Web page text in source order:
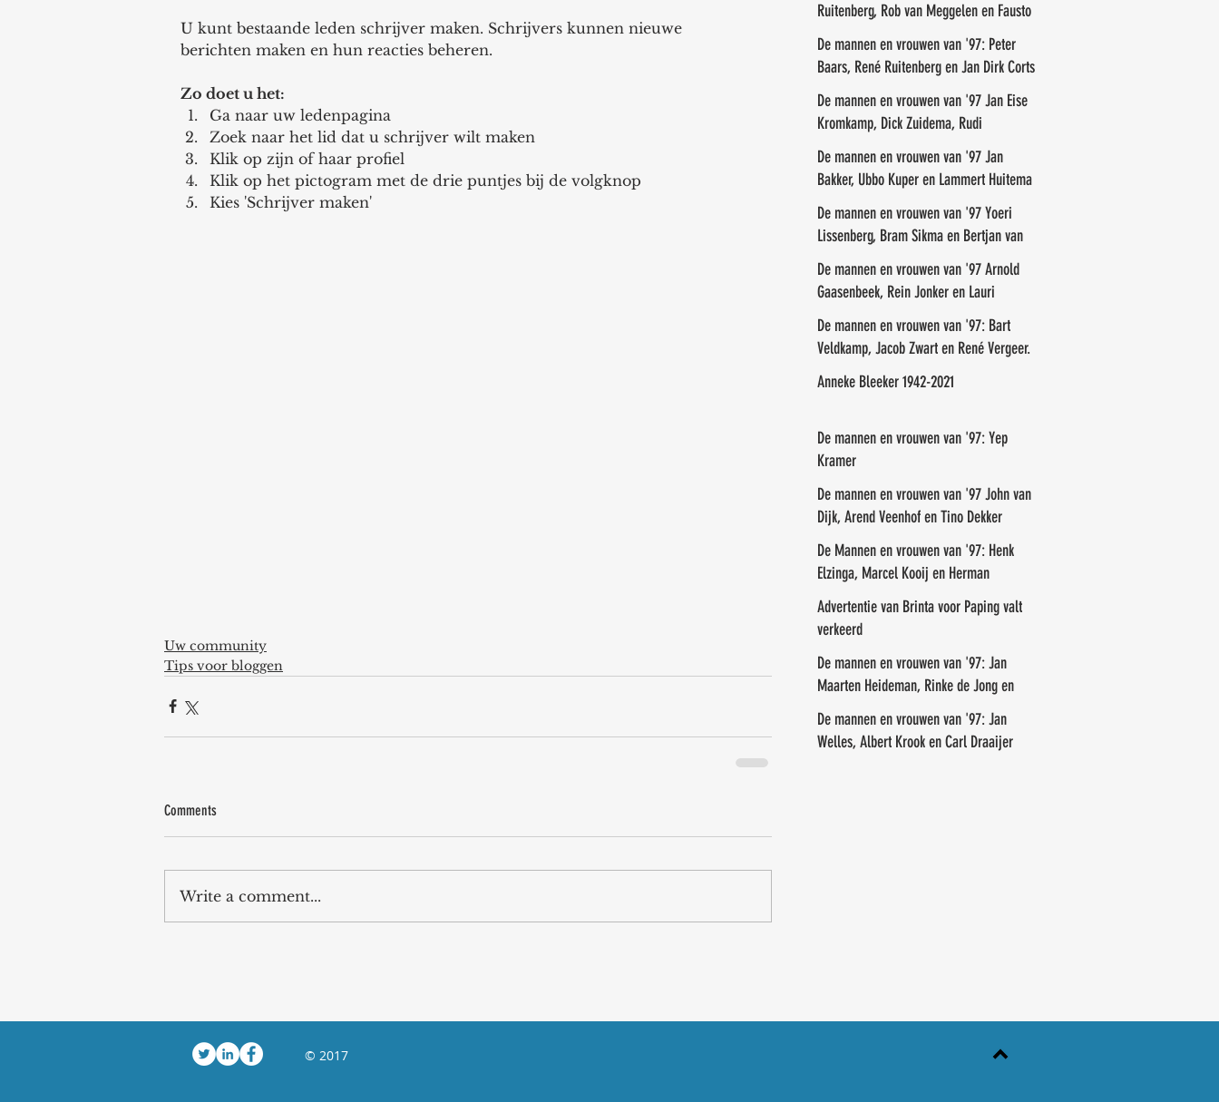
U kunt bestaande leden schrijver maken. Schrijvers kunnen nieuwe
berichten maken en hun reacties beheren.
Zo doet u het:
Ga naar uw ledenpagina
Zoek naar het lid dat u schrijver wilt maken
Klik op zijn of haar profiel
Klik op het pictogram met de drie puntjes bij de volgknop
Kies 'Schrijver maken'
Uw community
Tips voor bloggen
Comments
Write a comment...
Ruitenberg, Rob van Meggelen en Fausto
de Marreiros
De mannen en vrouwen van '97: Peter
Baars, René Ruitenberg en Jan Dirk Corts
De mannen en vrouwen van '97 Jan Eise
Kromkamp, Dick Zuidema, Rudi
Groenendal
De mannen en vrouwen van '97 Jan
Bakker, Ubbo Kuper en Lammert Huitema
De mannen en vrouwen van '97 Yoeri
Lissenberg, Bram Sikma en Bertjan van
der Veen
De mannen en vrouwen van '97 Arnold
Gaasenbeek, Rein Jonker en Lauri
Paalasmaa
De mannen en vrouwen van '97: Bart
Veldkamp, Jacob Zwart en René Vergeer.
Anneke Bleeker 1942-2021
De mannen en vrouwen van '97: Yep
Kramer
De mannen en vrouwen van '97 John van
Dijk, Arend Veenhof en Tino Dekker
De Mannen en vrouwen van '97: Henk
Elzinga, Marcel Kooij en Herman
Veneman
Advertentie van Brinta voor Paping valt
verkeerd
De mannen en vrouwen van '97: Jan
Maarten Heideman, Rinke de Jong en
Erwin Tiemens
De mannen en vrouwen van '97: Jan
Welles, Albert Krook en Carl Draaijer
© 2017